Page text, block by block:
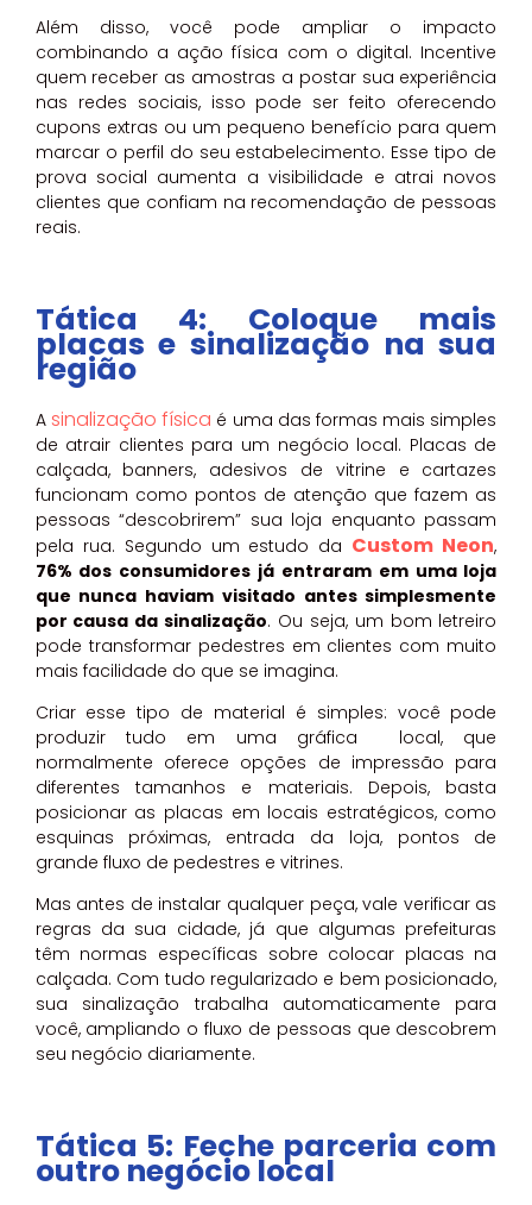
Além disso, você pode ampliar o impacto
combinando a ação física com o digital. Incentive
quem receber as amostras a postar sua experiência
nas redes sociais, isso pode ser feito oferecendo
cupons extras ou um pequeno benefício para quem
marcar o perfil do seu estabelecimento. Esse tipo de
prova social aumenta a visibilidade e atrai novos
clientes que confiam na recomendação de pessoas
reais.
Tática 4: Coloque mais
placas e sinalização na sua
região
A sinalização física é uma das formas mais simples
de atrair clientes para um negócio local. Placas de
calçada, banners, adesivos de vitrine e cartazes
funcionam como pontos de atenção que fazem as
pessoas “descobrirem” sua loja enquanto passam
pela rua. Segundo um estudo da Custom Neon,
76% dos consumidores já entraram em uma loja
que nunca haviam visitado antes simplesmente
por causa da sinalização. Ou seja, um bom letreiro
pode transformar pedestres em clientes com muito
mais facilidade do que se imagina.
Criar esse tipo de material é simples: você pode
produzir tudo em uma gráfica local, que
normalmente oferece opções de impressão para
diferentes tamanhos e materiais. Depois, basta
posicionar as placas em locais estratégicos, como
esquinas próximas, entrada da loja, pontos de
grande fluxo de pedestres e vitrines.
Mas antes de instalar qualquer peça, vale verificar as
regras da sua cidade, já que algumas prefeituras
têm normas específicas sobre colocar placas na
calçada. Com tudo regularizado e bem posicionado,
sua sinalização trabalha automaticamente para
você, ampliando o fluxo de pessoas que descobrem
seu negócio diariamente.
Tática 5: Feche parceria com
outro negócio local